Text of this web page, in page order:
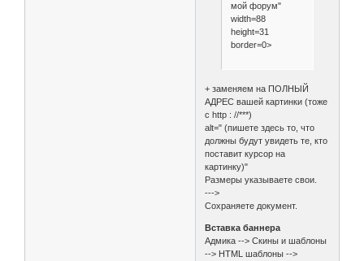
мой форум"
width=88
height=31
border=0>
+ заменяем на ПОЛНЫЙ
АДРЕС вашей картинки (тоже
с http : //***)
alt=" (пишете здесь то, что
должны будут увидеть те, кто
поставит курсор на
картинку)"
Размеры указываете свои.
--->
Сохраняете документ.
Вставка баннера
Адмика --> Скины и шаблоны
--> HTML шаблоны -->